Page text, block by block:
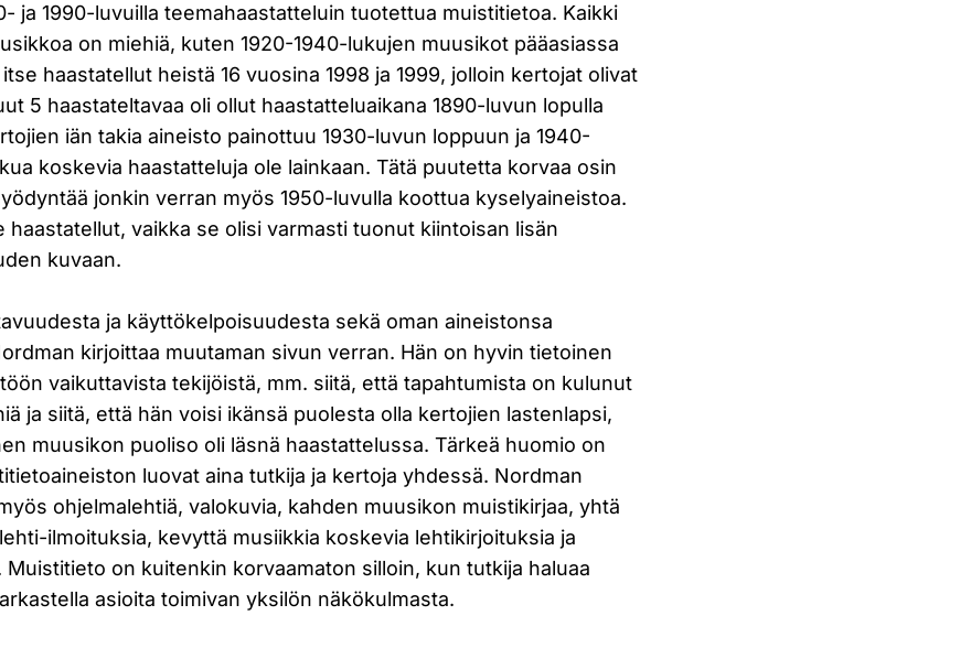
ja 1990-luvuilla teemahaastatteluin tuotettua muistitietoa. Kaikki
on miehiä, kuten 1920-1940-lukujen muusikot pääasiassa
haastatellut heistä 16 vuosina 1998 ja 1999, jolloin kertojat olivat
5 haastateltavaa oli ollut haastatteluaikana 1890-luvun lopulla
iän takia aineisto painottuu 1930-luvun loppuun ja 1940-
koskevia haastatteluja ole lainkaan. Tätä puutetta korvaa osin
jonkin verran myös 1950-luvulla koottua kyselyaineistoa.
haastatellut, vaikka se olisi varmasti tuonut kiintoisan lisän
kuvaan.
ja käyttökelpoisuudesta sekä oman aineistonsa
kirjoittaa muutaman sivun verran. Hän on hyvin tietoinen
vaikuttavista tekijöistä, mm. siitä, että tapahtumista on kulunut
ja siitä, että hän voisi ikänsä puolesta olla kertojien lastenlapsi,
muusikon puoliso oli läsnä haastattelussa. Tärkeä huomio on
luovat aina tutkija ja kertoja yhdessä. Nordman
ohjelmalehtiä, valokuvia, kahden muusikon muistikirjaa, yhtä
ilmoituksia, kevyttä musiikkia koskevia lehtikirjoituksia ja
Muistitieto on kuitenkin korvaamaton silloin, kun tutkija haluaa
asioita toimivan yksilön näkökulmasta.